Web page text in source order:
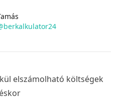
elszámolható költségek